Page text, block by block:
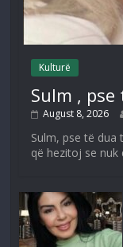
Kulturë
Sulm ,
August 8, 2026
Sulm, pse të dua
që hezitoj se nuk